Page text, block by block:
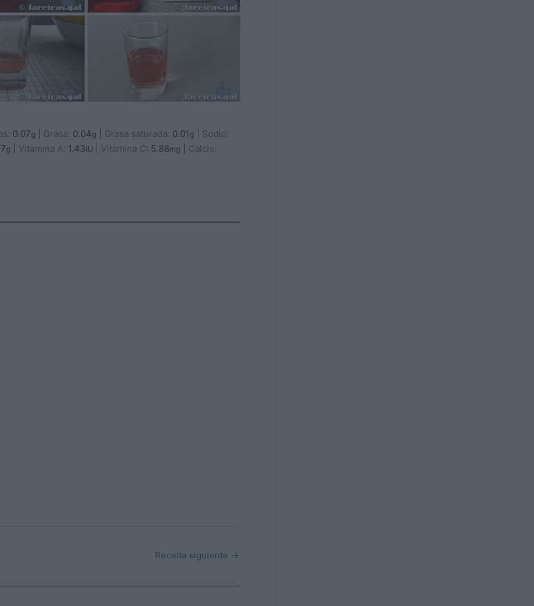
0.07g Grasa: 0.04g Grasa saturada: 0.01 g
Sodio:
g Vitamina A: 1.43 IU Vitamina C: 5.88mg
Calcio:
Receita siguiente →